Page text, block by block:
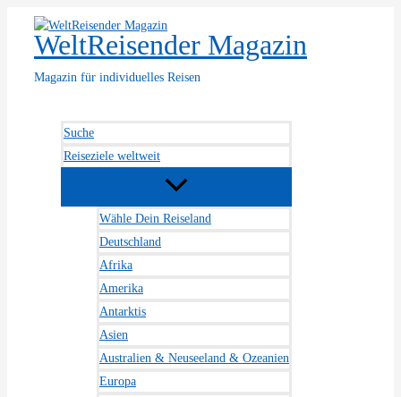
Inhalt
springenWeltReisender Magazin
Magazin für individuelles Reisen
Suche
Reiseziele weltweit
Wähle Dein Reiseland
Deutschland
Afrika
Amerika
Antarktis
Asien
Australien & Neuseeland & Ozeanien
Europa